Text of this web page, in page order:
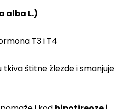
alba L.)
T3 i T4
štitne žlezde i smanjuje